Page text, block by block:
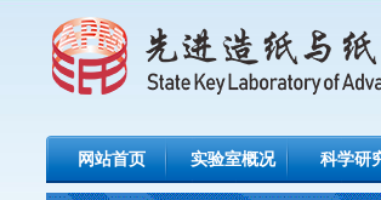
网站首页 实验室概况 科学研